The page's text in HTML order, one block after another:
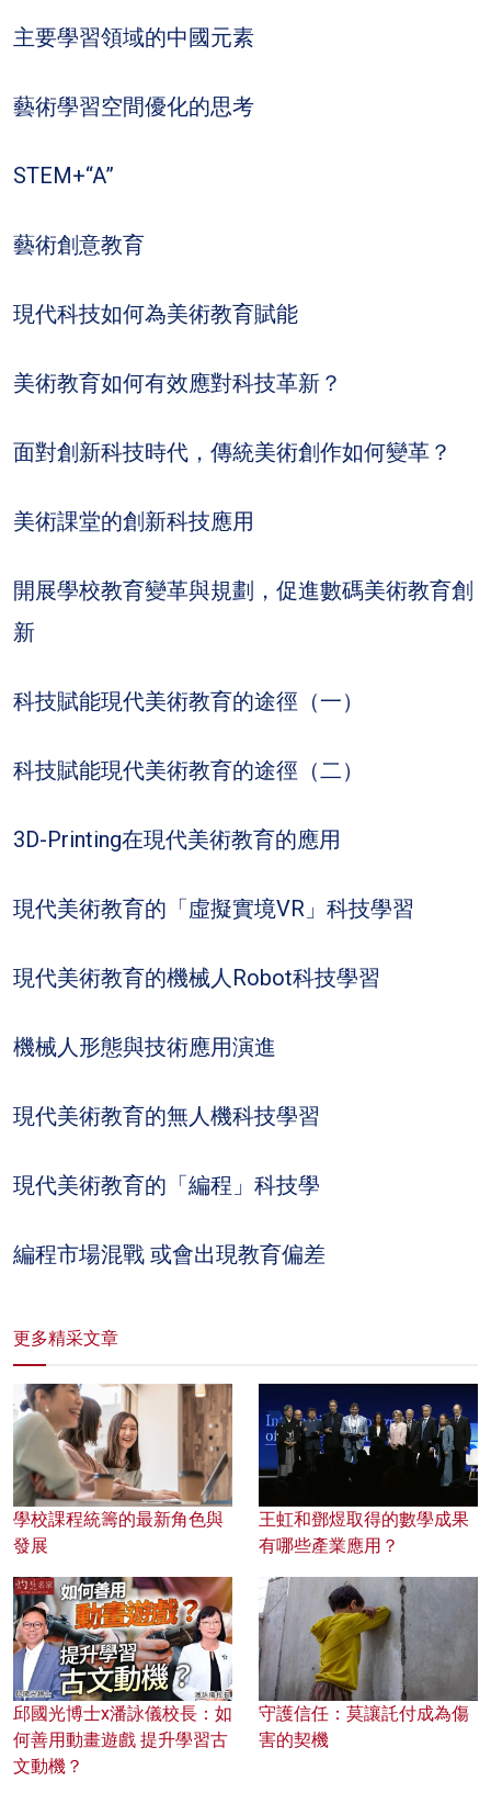
主要學習領域的中國元素
藝術學習空間優化的思考
STEM+“A”
藝術創意教育
現代科技如何為美術教育賦能
美術教育如何有效應對科技革新？
面對創新科技時代，傳統美術創作如何變革？
美術課堂的創新科技應用
開展學校教育變革與規劃，促進數碼美術教育創
新
科技賦能現代美術教育的途徑（一）
科技賦能現代美術教育的途徑（二）
3D-Printing在現代美術教育的應用
現代美術教育的「虛擬實境VR」科技學習
現代美術教育的機械人Robot科技學習
機械人形態與技術應用演進
現代美術教育的無人機科技學習
現代美術教育的「編程」科技學
編程市場混戰 或會出現教育偏差
更多精采文章
學校課程統籌的最新角色與
發展
王虹和鄧煜取得的數學成果
有哪些產業應用？
邱國光博士x潘詠儀校長：如
何善用動畫遊戲 提升學習古
文動機？
守護信任：莫讓託付成為傷
害的契機